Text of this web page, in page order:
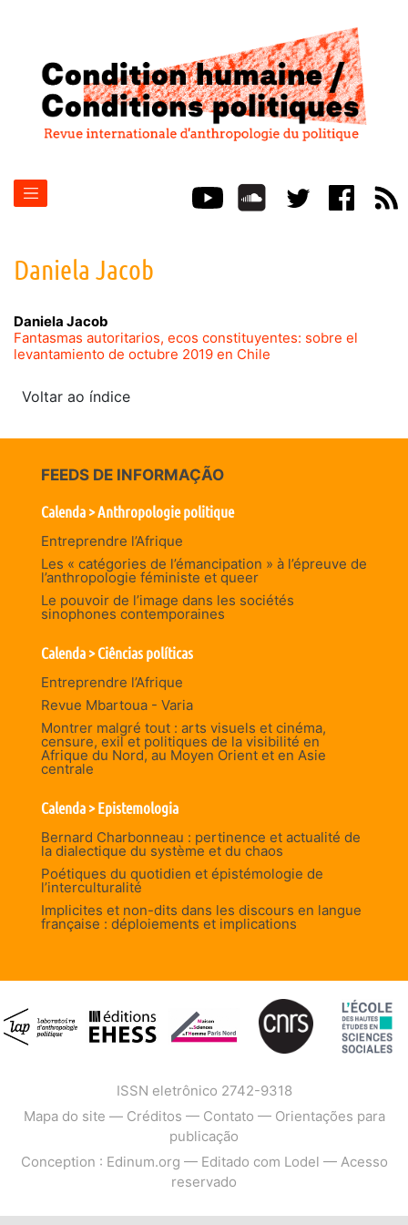
Daniela Jacob
Daniela Jacob
Fantasmas autoritarios, ecos constituyentes: sobre el
levantamiento de octubre 2019 en Chile
Voltar ao índice
FEEDS DE INFORMAÇÃO
Calenda > Anthropologie politique
Entreprendre l’Afrique
Les « catégories de l’émancipation » à l’épreuve de
l’anthropologie féministe et queer
Le pouvoir de l’image dans les sociétés
sinophones contemporaines
Calenda > Ciências políticas
Entreprendre l’Afrique
Revue Mbartoua - Varia
Montrer malgré tout : arts visuels et cinéma,
censure, exil et politiques de la visibilité en
Afrique du Nord, au Moyen Orient et en Asie
centrale
Calenda > Epistemologia
Bernard Charbonneau : pertinence et actualité de
la dialectique du système et du chaos
Poétiques du quotidien et épistémologie de
l’interculturalité
Implicites et non-dits dans les discours en langue
française : déploiements et implications
ISSN eletrônico 2742-9318
Mapa do site — Créditos — Contato — Orientações para
publicação
Conception : Edinum.org — Editado com Lodel — Acesso
reservado